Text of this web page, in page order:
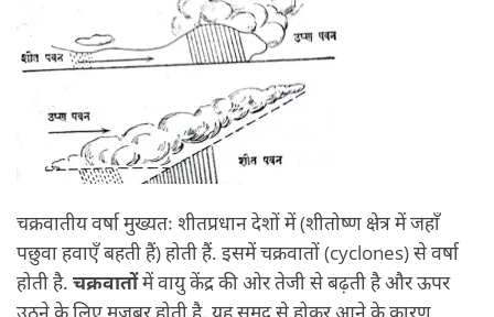
चक्रवातीय वर्षा मुख्यतः शीतप्रधान देशों में (शीतोष्ण क्षेत्र में जहाँ
पछुवा हवाएँ बहती हैं) होती हैं. इसमें चक्रवातों (cyclones) से वर्षा
होती है. चक्रवातोंमें वायु केंद्र की ओर तेजी से बढ़ती है और ऊपर
उठने के लिए मजबूर होती है. यह समुद्र से होकर आने के कारण